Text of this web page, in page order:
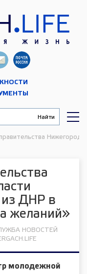
из ДНР в
желаний»
НОВОСТЕЙ
молодежной